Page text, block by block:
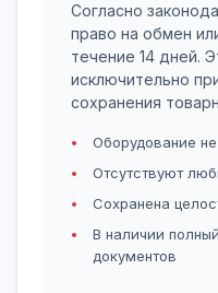
Согласно
право на обмен
течение 14 дней.
исключительно
сохранения
Оборудование
Отсутствуют
Сохранена
В наличии
документов